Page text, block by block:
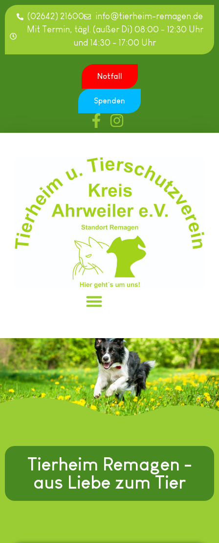
(02642) 21600
info@tierheim-remagen.de
Mit Termin, tägl. (außer Di) 08:00 - 12:30 Uhr
und 14:30 - 17:00 Uhr
Notfall
Spenden
Tierheim Remagen -
aus Liebe zum Tier